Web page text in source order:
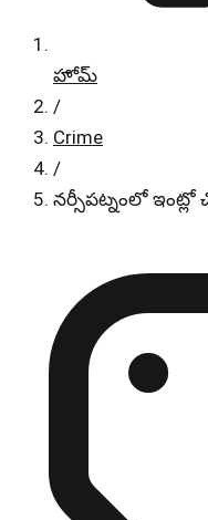
హోమ్
/
Crime
/
నర్సీపట్నంలో